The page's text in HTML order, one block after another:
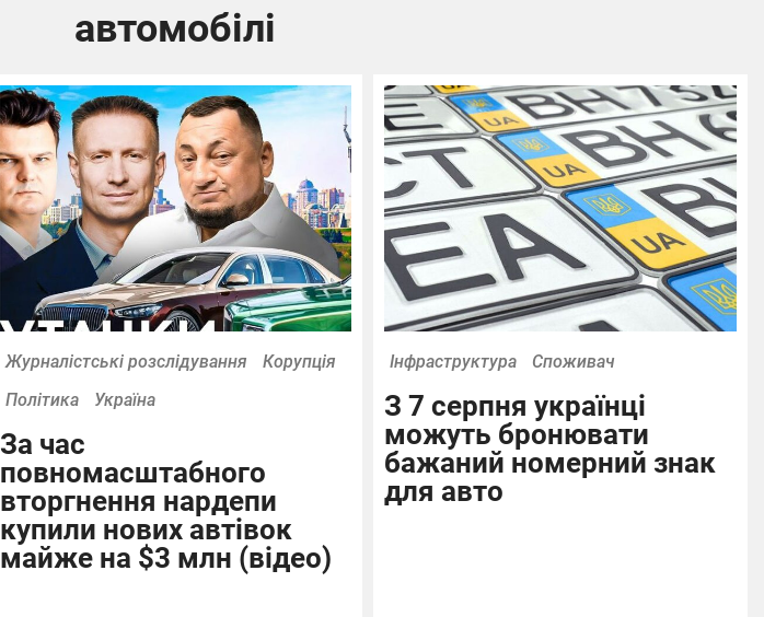
автомобілі
Журналістські розслідування
Корупція
Політика
Україна
За час
повномасштабного
вторгнення нардепи
купили нових автівок
майже на $3 млн (відео)
Інфраструктура Споживач
З 7 серпня українці
можуть бронювати
бажаний номерний знак
для авто